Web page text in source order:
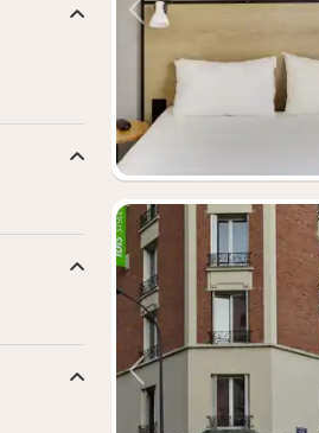
Vorheriges Bild
Vorheriges Bild